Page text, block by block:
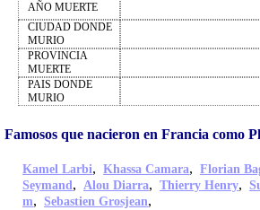
AÑO MUERTE
CIUDAD DONDE
MURIO
PROVINCIA
MUERTE
PAIS DONDE
MURIO
Famosos que nacieron en Francia como
Kamel Larbi, Khassa Camara, Florian
Seymand, Alou Diarra, Thierry Henry,
m, Sebastien Grosjean,